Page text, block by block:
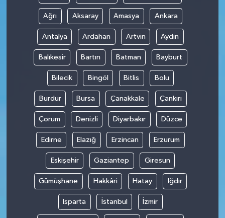
Ağrı Aksaray Amasya Ankara
Antalya Ardahan Artvin Aydın
Balıkesir Bartın Batman Bayburt
Bilecik Bingöl Bitlis Bolu
Burdur Bursa Çanakkale Çankırı
Çorum Denizli Diyarbakır Düzce
Edirne Elazığ Erzincan Erzurum
Eskişehir Gaziantep Giresun
Gümüşhane Hakkâri Hatay Iğdır
Isparta İstanbul İzmir